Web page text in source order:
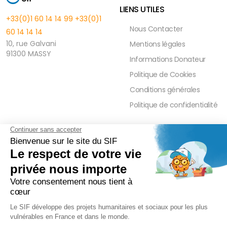
+33(0)1 60 14 14 99 +33(0)1
60 14 14 14
10, rue Galvani
91300 MASSY
LIENS UTILES
Nous Contacter
Mentions légales
Informations Donateur
Politique de Cookies
Conditions générales
Politique de confidentialité
FAQ
Réduction Fiscale
Ramadan 2026
Zakât Al Maal
Intérêts Bancaires
Parrainage Individuel
PRESSE ET PARTENAIRE
Contact Presse
Communiqués de Presse
Actualités Presse